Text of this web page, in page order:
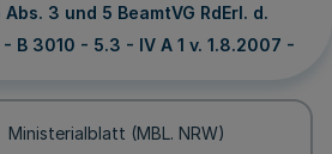
3 und 5 BeamtVG RdErl. d.
B 3010 - 5.3 - IV A 1 v. 1.8.2007 -
Ministerialblatt (MBL. NRW)